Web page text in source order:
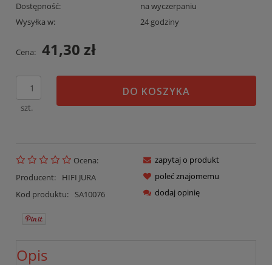
Dostępność:
na wyczerpaniu
Wysyłka w:
24 godziny
Cena: 41,30 zł
szt.
DO KOSZYKA
Ocena:
Producent:
HIFI JURA
Kod produktu:
SA10076
zapytaj o produkt
poleć znajomemu
dodaj opinię
Opis